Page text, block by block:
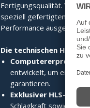
Fertigungsqualität. Von
speziell gefertigten
Performance ausgelegt.
Die technischen
Computererprobte
entwickelt, um eine
garantieren.
Exklusiver HLS-
Schlagkraft sowie